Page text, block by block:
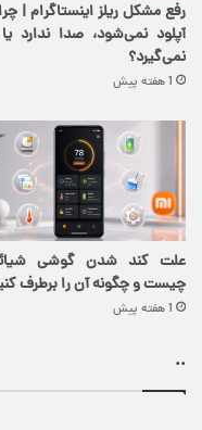
رفع مشکل ریلز اینستاگرام |
آپلود نمی‌شود، صدا ندارد
نمی‌گیرد؟
1 هفته پیش
علت کند شدن گوشی
چیست و چگونه آن را برطرف
1 هفته پیش
..